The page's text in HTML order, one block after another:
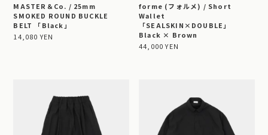
MASTER＆Co. / 25mm
SMOKED ROUND BUCKLE
BELT 「Black」
14,080 YEN
forme (フォルメ) / Short
Wallet
「SEALSKIN×DOUBLE」
Black × Brown
44,000 YEN